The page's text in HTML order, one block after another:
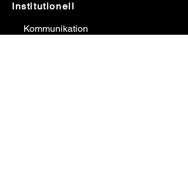
Institutionell
Kommunikation